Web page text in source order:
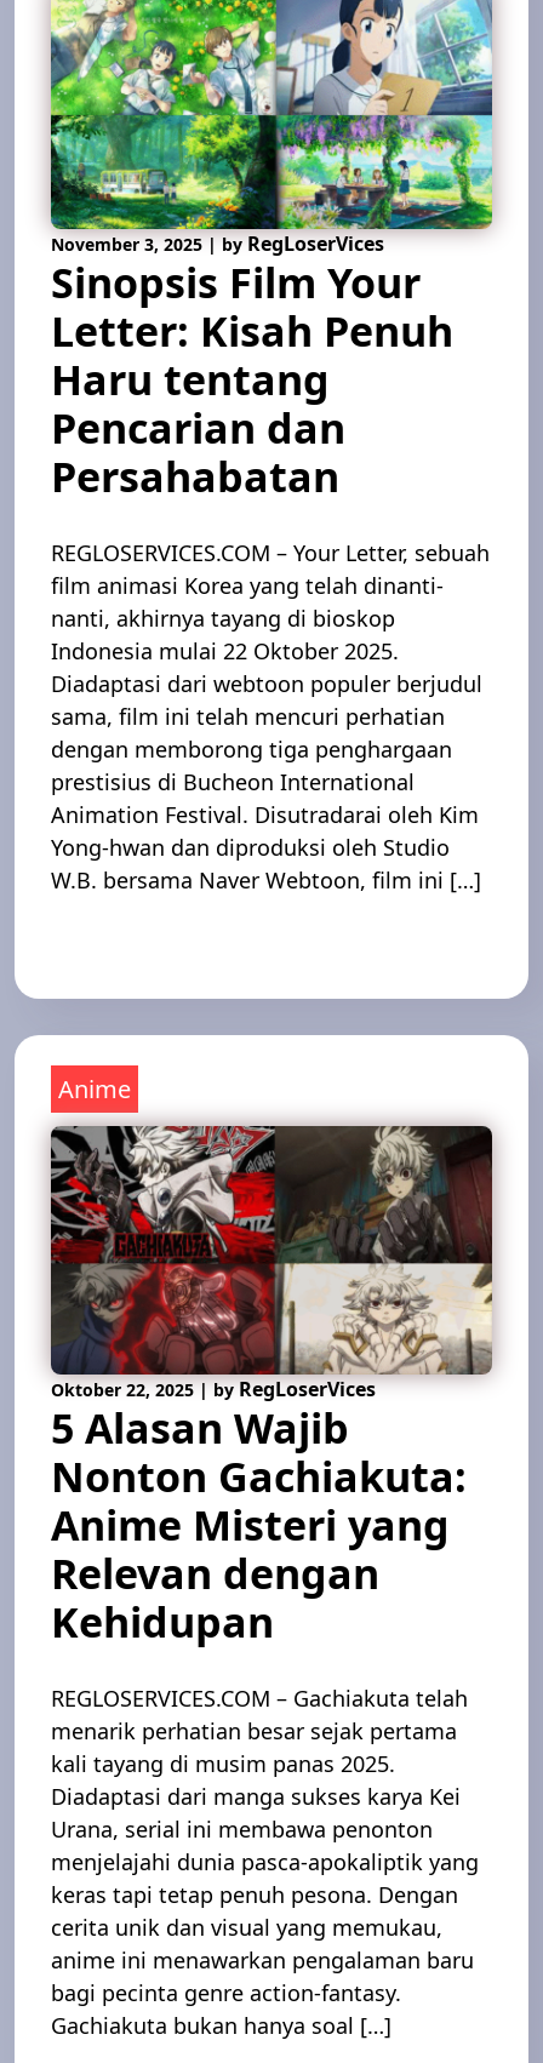
November 3, 2025 | byRegLoserVices
Sinopsis Film Your
Letter: Kisah Penuh
Haru tentang
Pencarian dan
Persahabatan
REGLOSERVICES.COM – Your Letter, sebuah
film animasi Korea yang telah dinanti-
nanti, akhirnya tayang di bioskop
Indonesia mulai 22 Oktober 2025.
Diadaptasi dari webtoon populer berjudul
sama, film ini telah mencuri perhatian
dengan memborong tiga penghargaan
prestisius di Bucheon International
Animation Festival. Disutradarai oleh Kim
Yong-hwan dan diproduksi oleh Studio
W.B. bersama Naver Webtoon, film ini […]
Anime
Oktober 22, 2025 | byRegLoserVices
5 Alasan Wajib
Nonton Gachiakuta:
Anime Misteri yang
Relevan dengan
Kehidupan
REGLOSERVICES.COM – Gachiakuta telah
menarik perhatian besar sejak pertama
kali tayang di musim panas 2025.
Diadaptasi dari manga sukses karya Kei
Urana, serial ini membawa penonton
menjelajahi dunia pasca-apokaliptik yang
keras tapi tetap penuh pesona. Dengan
cerita unik dan visual yang memukau,
anime ini menawarkan pengalaman baru
bagi pecinta genre action-fantasy.
Gachiakuta bukan hanya soal […]